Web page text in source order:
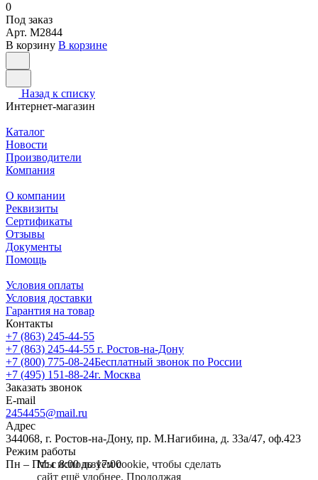
0
Под заказ
Арт. M2844
В корзину В корзине
Назад к списку
Интернет-магазин
Каталог
Новости
Производители
Компания
О компании
Реквизиты
Сертификаты
Отзывы
Документы
Помощь
Условия оплаты
Условия доставки
Гарантия на товар
Контакты
+7 (863) 245-44-55
+7 (863) 245-44-55 г. Ростов-на-Дону
+7 (800) 775-08-24Бесплатный звонок по России
+7 (495) 151-88-24г. Москва
Заказать звонок
E-mail
2454455@mail.ru
Адрес
344068, г. Ростов-на-Дону, пр. М.Нагибина, д. 33а/47, оф.423
Режим работы
Пн – Пт: с 8:00 до 17:00
Мы используем cookie, чтобы сделать
сайт ещё удобнее. Продолжая